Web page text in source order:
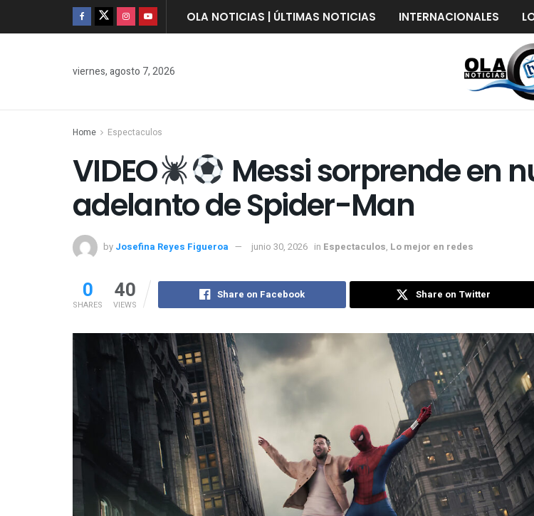
OLA NOTICIAS | ÚLTIMAS NOTICIAS INTERNACIONALES
viernes, agosto 7, 2026
Home Espectaculos
VIDEO
Messi sorprende en
adelanto de Spider-Man
by Josefina Reyes Figueroa junio 30, 2026 in Espectaculos, Lo mejor en redes
0
SHARES
40
VIEWS
Share on Facebook Share on Twitter